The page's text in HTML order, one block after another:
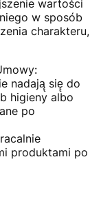
wartości
w sposób
charakteru,
nadają̨ się̨ do
higieny albo
po
produktami po